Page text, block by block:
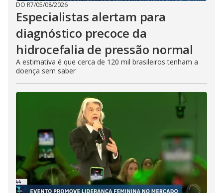
DO R7/05/08/2026
Especialistas alertam para
diagnóstico precoce da
hidrocefalia de pressão normal
A estimativa é que cerca de 120 mil brasileiros tenham a
doença sem saber